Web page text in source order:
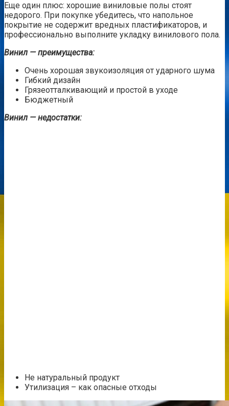
Еще один плюс: хорошие виниловые полы стоят
недорого. При покупке убедитесь, что напольное
покрытие не содержит вредных пластификаторов, и
профессионально выполните укладку винилового пола.
Винил — преимущества:
Очень хорошая звукоизоляция от ударного шума
Гибкий дизайн
Грязеотталкивающий и простой в уходе
Бюджетный
Винил — недостатки:
Не натуральный продукт
Утилизация – как опасные отходы